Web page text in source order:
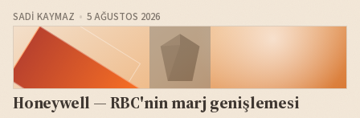
SADI KAYMAZ 5 AĞUSTOS 2026
Honeywell — RBC'nin marj genişlemesi